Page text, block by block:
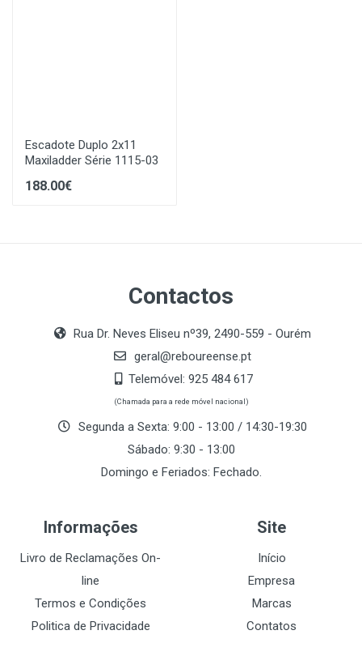
Escadote Duplo 2x11
Maxiladder Série 1115-03
188.00€
Contactos
Rua Dr. Neves Eliseu nº39, 2490-559 - Ourém
geral@reboureense.pt
Telemóvel: 925 484 617
(Chamada para a rede móvel nacional)
Segunda a Sexta: 9:00 - 13:00 / 14:30-19:30
Sábado: 9:30 - 13:00
Domingo e Feriados: Fechado.
Informações
Livro de Reclamações On-
line
Termos e Condições
Politica de Privacidade
Site
Início
Empresa
Marcas
Contatos